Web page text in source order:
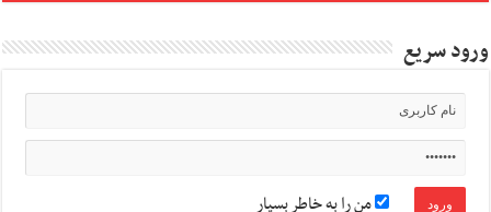
ورود سریع
من را به خاطر بسپار